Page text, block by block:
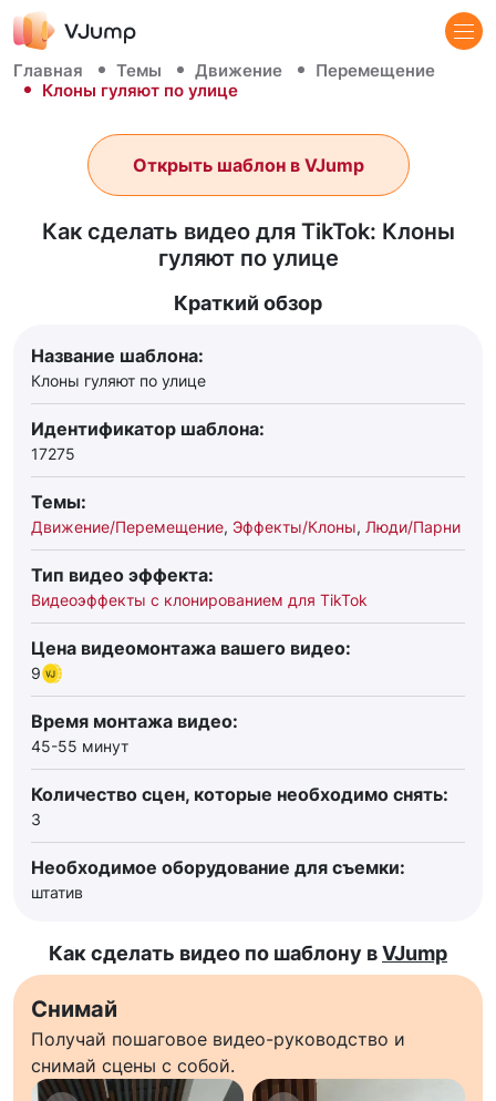
Главная Темы Движение
Перемещение
Клоны гуляют по улице
Как сделать видео для TikTok: Клоны
гуляют по улице
Открыть шаблон в VJump
Краткий обзор
Название шаблона:
Клоны гуляют по улице
Идентификатор шаблона:
17275
Темы:
Движение/Перемещение, Эффекты/Клоны, Люди/Парни
Тип видео эффекта:
Видеоэффекты с клонированием для TikTok
Цена видеомонтажа вашего видео:
9
Время монтажа видео:
45-55 минут
Количество сцен, которые необходимо снять:
3
Необходимое оборудование для съемки:
штатив
Как сделать видео по шаблону вVJump
Снимай
Получай пошаговое видео-руководство и
снимай сцены с собой.